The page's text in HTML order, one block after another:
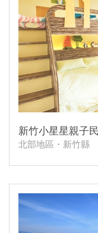
新竹小星星親子
北部地區・新竹縣